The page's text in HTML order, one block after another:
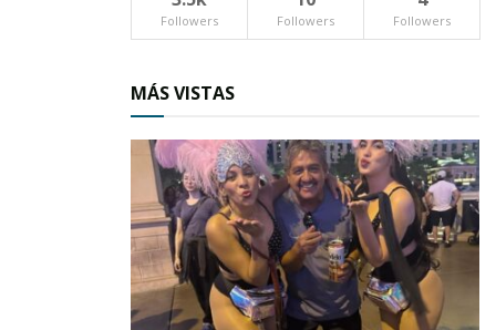
Followers Followers Followers
MÁS VISTAS